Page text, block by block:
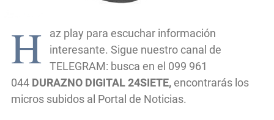
H
az play para escuchar información
interesante. Sigue nuestro canal de
TELEGRAM: busca en el 099 961
044 DURAZNO DIGITAL 24SIETE, encontrarás los
micros subidos al Portal de Noticias.